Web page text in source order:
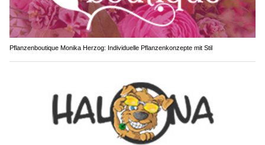
Pflanzenboutique Monika Herzog: Individuelle Pflanzenkonzepte mit Stil